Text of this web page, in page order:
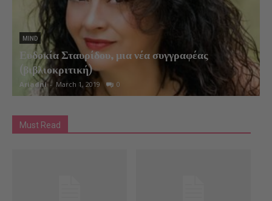
MIND
Ευδοκία Σταυρίδου, μια νέα συγγραφέας
(βιβλιοκριτική)
Ariadni - March 1, 2019 0
Must Read